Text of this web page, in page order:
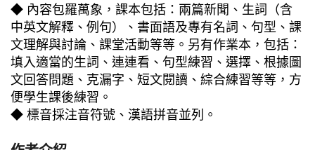
◆ 內容包羅萬象，課本包括：兩篇新聞、生詞（含
中英文解釋、例句）、書面語及專有名詞、句型、課
文理解與討論、課堂活動等等。另有作業本，包括：
填入適當的生詞、連連看、句型練習、選擇、根據圖
文回答問題、克漏字、短文閱讀、綜合練習等等，方
便學生課後練習。
◆ 標音採注音符號、漢語拼音並列。